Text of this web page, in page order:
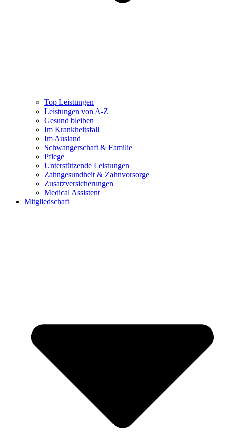
Top Leistungen
Leistungen von A-Z
Gesund bleiben
Im Krankheitsfall
Im Ausland
Schwangerschaft & Familie
Pflege
Unterstützende Leistungen
Zahngesundheit & Zahnvorsorge
Zusatzversicherungen
Medical Assistent
Mitgliedschaft